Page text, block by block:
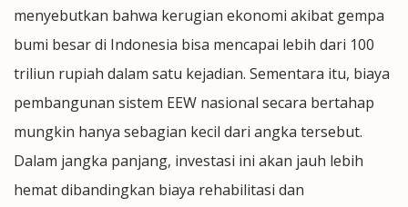
menyebutkan bahwa kerugian ekonomi akibat gempa
bumi besar di Indonesia bisa mencapai lebih dari 100
triliun rupiah dalam satu kejadian. Sementara itu, biaya
pembangunan sistem EEW nasional secara bertahap
mungkin hanya sebagian kecil dari angka tersebut.
Dalam jangka panjang, investasi ini akan jauh lebih
hemat dibandingkan biaya rehabilitasi dan